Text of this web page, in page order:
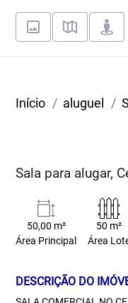
Início aluguel
Sala para alugar,
50,00 m²
Área Principal
50 m²
Área
DESCRIÇÃO DO